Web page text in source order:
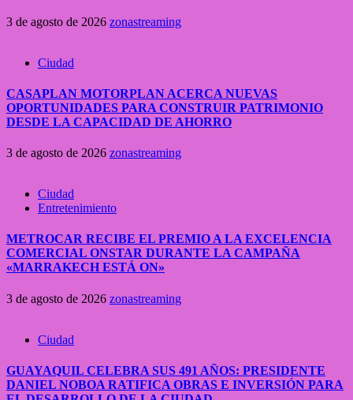
3 de agosto de 2026 zonastreaming
Ciudad
CASAPLAN MOTORPLAN ACERCA NUEVAS
OPORTUNIDADES PARA CONSTRUIR PATRIMONIO
DESDE LA CAPACIDAD DE AHORRO
3 de agosto de 2026 zonastreaming
Ciudad
Entretenimiento
METROCAR RECIBE EL PREMIO A LA EXCELENCIA
COMERCIAL ONSTAR DURANTE LA CAMPAÑA
«MARRAKECH ESTÁ ON»
3 de agosto de 2026 zonastreaming
Ciudad
GUAYAQUIL CELEBRA SUS 491 AÑOS: PRESIDENTE
DANIEL NOBOA RATIFICA OBRAS E INVERSIÓN PARA